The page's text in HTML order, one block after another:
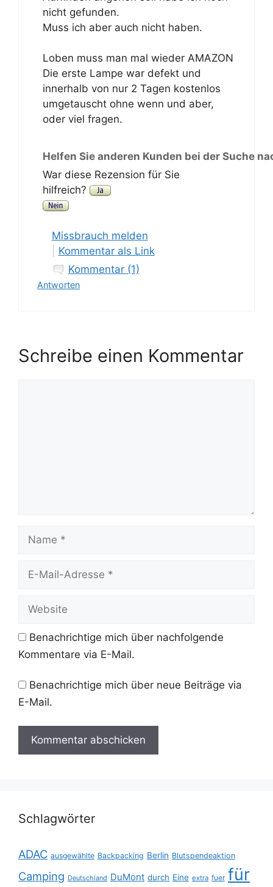
nicht gefunden.
Muss ich aber auch nicht haben.
Loben muss man mal wieder AMAZON
Die erste Lampe war defekt und
innerhalb von nur 2 Tagen kostenlos
umgetauscht ohne wenn und aber,
oder viel fragen.
Helfen Sie anderen Kunden bei der Suche
War diese Rezension für Sie
hilfreich?
Missbrauch melden
Kommentar als Link
Kommentar (1)
Antworten
Schreibe einen Kommentar
Mail-
Benachrichtige mich über nachfolgende
Kommentare via E-Mail.
Benachrichtige mich über neue Beiträge via
E-Mail.
Schlagwörter
ADAC ausgewählte Backpacking Berlin Blutspendeaktion
Camping Deutschland DuMont durch Eine extra fuer für